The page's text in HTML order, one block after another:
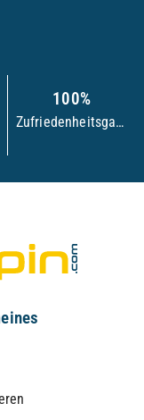
100%
Zufriedenheitsgarantie